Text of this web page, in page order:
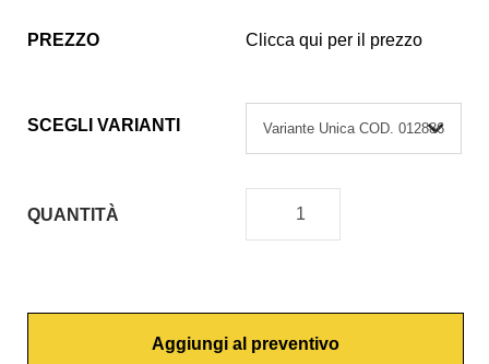
PREZZO Clicca qui per il prezzo
SCEGLI VARIANTI
QUANTITÀ
C
R
Aggiungi al preventivo